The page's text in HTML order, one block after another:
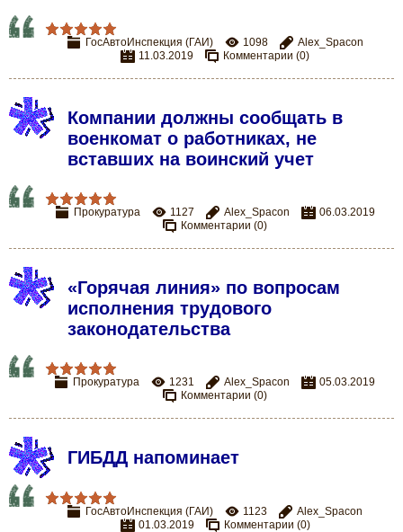
ГосАвтоИнспекция (ГАИ) 1098
Alex_Spacon
11.03.2019
Комментарии (0)
Компании должны сообщать в
военкомат о работниках, не
вставших на воинский учет
Прокуратура 1127 Alex_Spacon
06.03.2019
Комментарии (0)
«Горячая линия» по вопросам
исполнения трудового
законодательства
Прокуратура 1231 Alex_Spacon
05.03.2019
Комментарии (0)
ГИБДД напоминает
ГосАвтоИнспекция (ГАИ) 1123
Alex_Spacon
01.03.2019
Комментарии (0)